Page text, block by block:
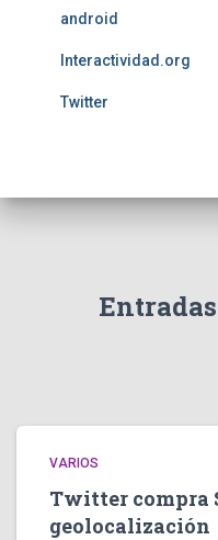
android
Interactividad.org
Twitter
VARIOS
Twitter compra
geolocalización